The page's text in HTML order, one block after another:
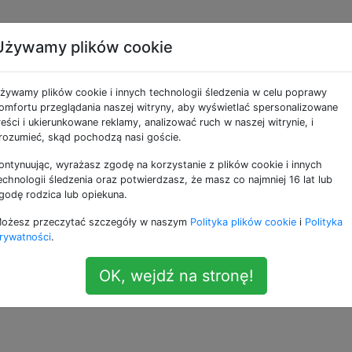
X Yosemite do SSTP
SSTP opartą na systemie Windows. Korzystam z
istnieje jakieś rozwiązanie, które pozwala mi połączyć
użyć EasyVPN, iSSTP, iSSTP2. z których wszystkie
plików cookie
plików cookie i innych technologii śledzenia w celu poprawy
przeglądania naszej witryny, aby wyświetlać spersonalizowane
i ukierunkowane reklamy, analizować ruch w naszej witrynie, i
skąd pochodzą nasi goście.
wyrażasz zgodę na korzystanie z plików cookie i innych
śledzenia oraz potwierdzasz, że masz co najmniej 16 lat lub
rodzica lub opiekuna.
przeczytać szczegóły w naszym Polityka plików cookie i Polityka
.
OK, wejdź na stronę!